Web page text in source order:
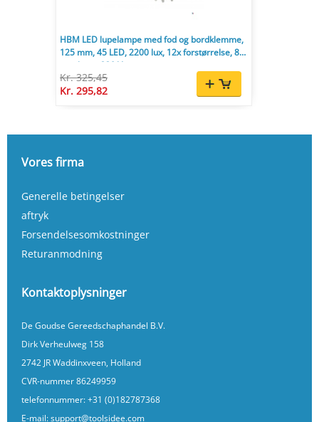
HBM LED lupelampe med fod og bordklemme,
125 mm, 45 LED, 2200 lux, 12x forstørrelse, 85
mm linse, 230 V.
Kr. 325,45
Kr. 295,82
Vores firma
Generelle betingelser
aftryk
Forsendelsesomkostninger
Returanmodning
Kontaktoplysninger
De Goudse Gereedschaphandel B.V.
Dirk Verheulweg 158
2742 JR Waddinxveen, Holland
CVR-nummer 86249959
telefonnummer:+31 (0)182787368
E-mail:support@toolsidee.com